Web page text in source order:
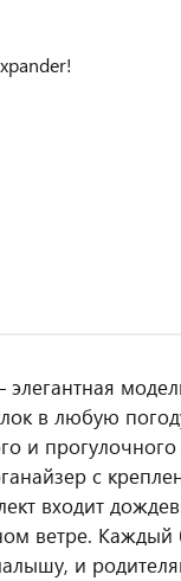
в любую
и
с
входит
ветре. Каждый
и